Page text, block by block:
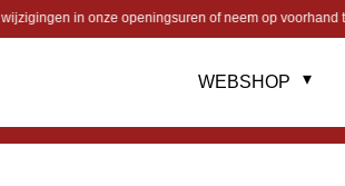
in onze openingsuren of neem op voorhand
WEBSHOP